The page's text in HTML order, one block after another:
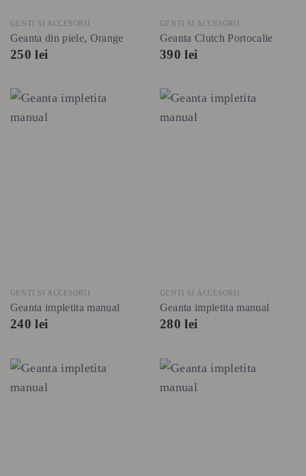
GENTI SI ACCESORII
Geanta din piele, Orange
250lei
GENTI SI ACCESORII
Geanta Clutch Portocalie
390lei
GENTI SI ACCESORII
Geanta impletita manual
240lei
GENTI SI ACCESORII
Geanta impletita manual
280lei